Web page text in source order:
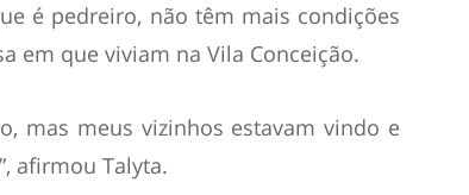
é pedreiro, não têm mais condições
em que viviam na Vila Conceição.
mas meus vizinhos estavam vindo e
afirmou Talyta.